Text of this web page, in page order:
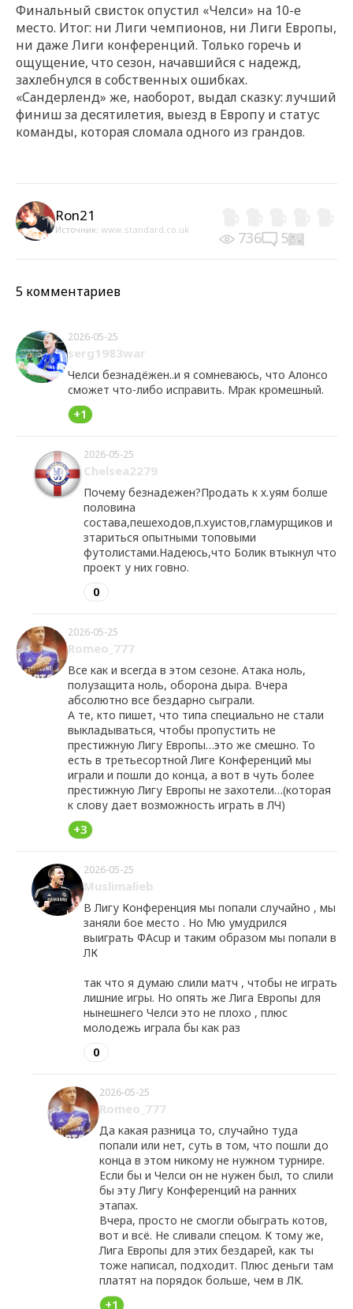
Финальный свисток опустил «Челси» на 10-е
место. Итог: ни Лиги чемпионов, ни Лиги Европы,
ни даже Лиги конференций. Только горечь и
ощущение, что сезон, начавшийся с надежд,
захлебнулся в собственных ошибках.
«Сандерленд» же, наоборот, выдал сказку: лучший
финиш за десятилетия, выезд в Европу и статус
команды, которая сломала одного из грандов.
Ron21
Источник: www.standard.co.uk 736 5
5 комментариев
2026-05-25
serg1983war
Челси безнадёжен..и я сомневаюсь, что Алонсо
сможет что-либо исправить. Мрак кромешный.
+1
2026-05-25
Chelsea2279
Почему безнадежен?Продать к х.уям болше
половина
состава,пешеходов,п.хуистов,гламурщиков и
зтариться опытными топовыми
футолистами.Надеюсь,что Болик втыкнул что
проект у них говно.
0
2026-05-25
Romeo_777
Все как и всегда в этом сезоне. Атака ноль,
полузащита ноль, оборона дыра. Вчера
абсолютно все бездарно сыграли.
А те, кто пишет, что типа специально не стали
выкладываться, чтобы пропустить не
престижную Лигу Европы…это же смешно. То
есть в третьесортной Лиге Конференций мы
играли и пошли до конца, а вот в чуть более
престижную Лигу Европы не захотели…(которая
к слову дает возможность играть в ЛЧ)
+3
2026-05-25
Muslimalieb
В Лигу Конференция мы попали случайно , мы
заняли 6ое место . Но Мю умудрился
выиграть ФАcup и таким образом мы попали в
ЛК
так что я думаю слили матч , чтобы не играть
лишние игры. Но опять же Лига Европы для
нынешнего Челси это не плохо , плюс
молодежь играла бы как раз
0
2026-05-25
Romeo_777
Да какая разница то, случайно туда
попали или нет, суть в том, что пошли до
конца в этом никому не нужном турнире.
Если бы и Челси он не нужен был, то слили
бы эту Лигу Конференций на ранних
этапах.
Вчера, просто не смогли обыграть котов,
вот и всё. Не сливали спецом. К тому же,
Лига Европы для этих бездарей, как ты
тоже написал, подходит. Плюс деньги там
платят на порядок больше, чем в ЛК.
+1